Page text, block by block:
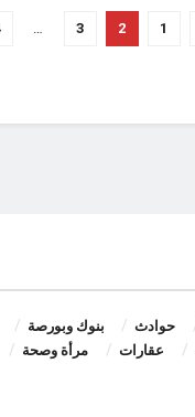
1
2
3
حوادث بنوك وبورصة
عقارات مرأة وصحة